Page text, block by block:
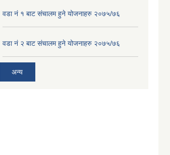
वडा नं १ बाट संचालम हुने योजनाहरु २०७५/७६
वडा नं २ बाट संचालम हुने योजनाहरु २०७५/७६
अन्य